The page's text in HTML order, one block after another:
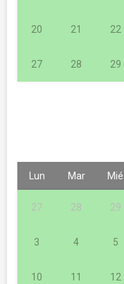
20 21 22
27 28 29
Lun Mar Mié
27 28 29
3 4 5
10 11 12